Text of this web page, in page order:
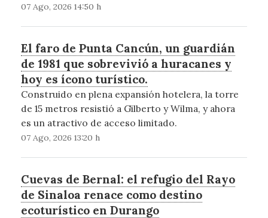
07 Ago, 2026 14:50 h
El faro de Punta Cancún, un guardián
de 1981 que sobrevivió a huracanes y
hoy es ícono turístico.
Construido en plena expansión hotelera, la torre
de 15 metros resistió a Gilberto y Wilma, y ahora
es un atractivo de acceso limitado.
07 Ago, 2026 13:20 h
Cuevas de Bernal: el refugio del Rayo
de Sinaloa renace como destino
ecoturístico en Durango